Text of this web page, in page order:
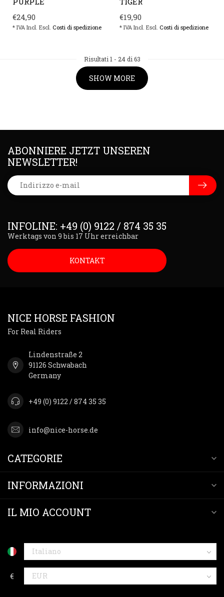
€24,90
* IVA Incl. Escl. Costi di spedizione
€19,90
* IVA Incl. Escl. Costi di spedizione
Risultati 1 - 24di 63
SHOW MORE
INFOLINE: +49 (0) 9122 / 874 35 35
Werktags von 9 bis 17 Uhr erreichbar
KONTAKT
ABONNIERE JETZT UNSEREN
NEWSLETTER!
NICE HORSE FASHION
For Real Riders
Lindenstraße 2
91126 Schwabach
Germany
+49 (0) 9122 / 874 35 35
info@nice-horse.de
CATEGORIE
INFORMAZIONI
IL MIO ACCOUNT
€